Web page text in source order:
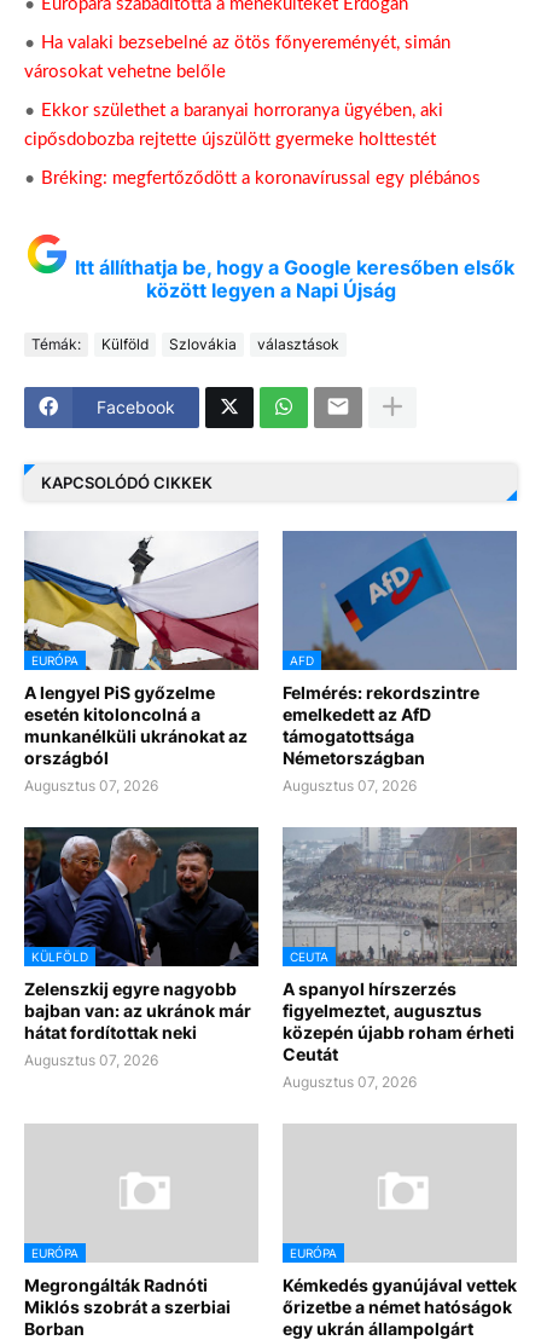
Európára szabadította a menekülteket Erdogan
Ha valaki bezsebelné az ötös főnyereményét, simán
városokat vehetne belőle
Ekkor születhet a baranyai horroranya ügyében, aki
cipősdobozba rejtette újszülött gyermeke holttestét
Bréking: megfertőződött a koronavírussal egy plébános
Itt állíthatja be, hogy a Google keresőben elsők
között legyen a Napi Újság
Témák: Külföld Szlovákia választások
Facebook
KAPCSOLÓDÓ CIKKEK
EURÓPA
A lengyel PiS győzelme
esetén kitoloncolná a
munkanélküli ukránokat az
országból
Augusztus 07, 2026
AFD
Felmérés: rekordszintre
emelkedett az AfD
támogatottsága
Németországban
Augusztus 07, 2026
KÜLFÖLD
Zelenszkij egyre nagyobb
bajban van: az ukránok már
hátat fordítottak neki
Augusztus 07, 2026
CEUTA
A spanyol hírszerzés
figyelmeztet, augusztus
közepén újabb roham érheti
Ceutát
Augusztus 07, 2026
EURÓPA
Megrongálták Radnóti
Miklós szobrát a szerbiai
Borban
EURÓPA
Kémkedés gyanújával vettek
őrizetbe a német hatóságok
egy ukrán állampolgárt